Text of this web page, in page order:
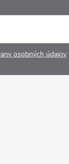
osobných údajov